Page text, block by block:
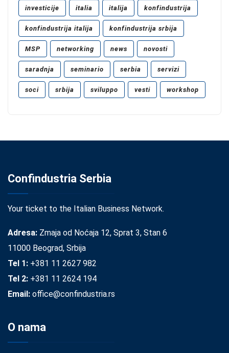
investicije italia italija konfindustrija
konfindustrija italija konfindustrija srbija
MSP networking news novosti
saradnja seminario serbia servizi
soci srbija sviluppo vesti workshop
Confindustria Serbia
Your ticket to the Italian Business Network.
Adresa: Zmaja od Noćaja 12, Sprat 3, Stan 6
11000 Beograd, Srbija
Tel 1: +381 11 2627 982
Tel 2: +381 11 2624 194
Email: office@confindustria.rs
O nama